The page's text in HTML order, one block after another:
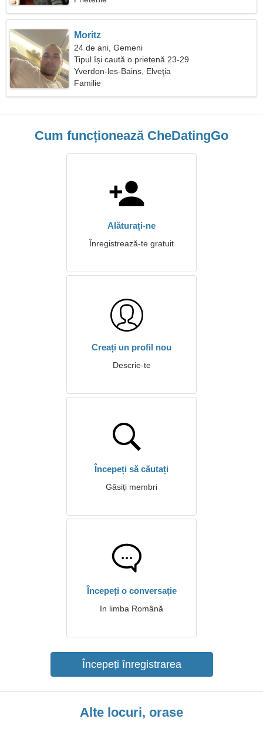
Moritz
24 de ani, Gemeni
Tipul își caută o prietenă 23-29
Yverdon-les-Bains, Elveţia
Familie
Cum funcționează CheDatingGo
Alăturați-ne
Înregistrează-te gratuit
Creați un profil nou
Descrie-te
Începeți să căutați
Găsiți membri
Începeți o conversație
In limba Română
Începeți înregistrarea
Alte locuri, orase